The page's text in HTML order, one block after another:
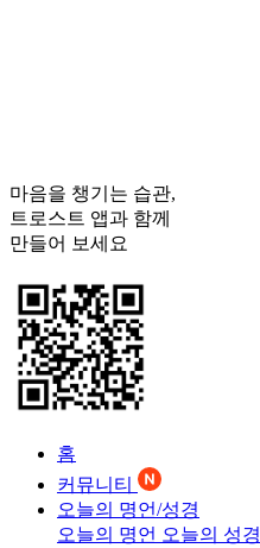
마음을 챙기는 습관,
트로스트 앱과 함께
만들어 보세요
홈
커뮤니티
오늘의 명언/성경
오늘의 명언 오늘의 성경